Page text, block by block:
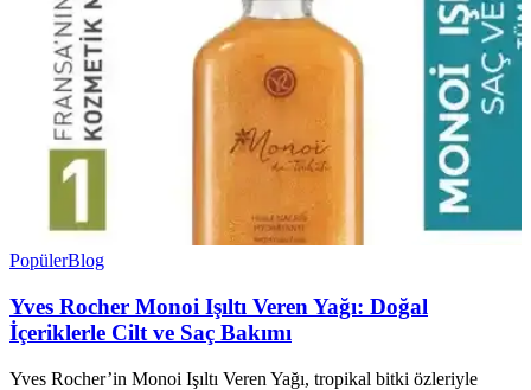
PopülerBlog
Yves Rocher Monoi Işıltı Veren Yağı: Doğal
İçeriklerle Cilt ve Saç Bakımı
Yves Rocher’in Monoi Işıltı Veren Yağı, tropikal bitki özleriyle